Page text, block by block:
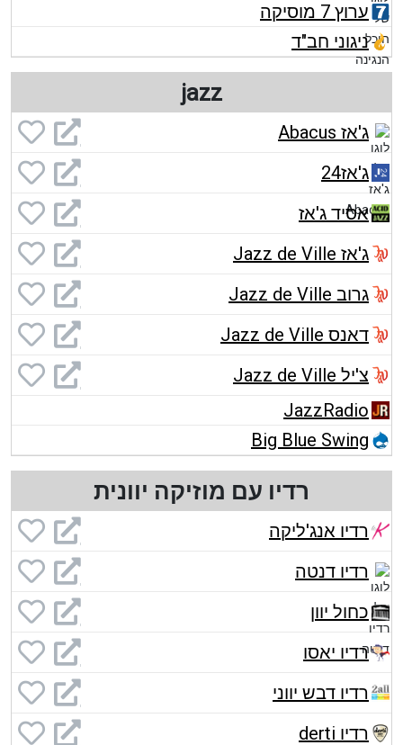
ערוץ 7 מוסיקה
ניגוני חב"ד
jazz
ג'אז Abacus
ג'אז24
אסיד ג'אז
ג'אז Jazz de Ville
גרוב Jazz de Ville
דאנס Jazz de Ville
צ'יל Jazz de Ville
JazzRadio
Big Blue Swing
רדיו עם מוזיקה יוונית
רדיו אנג'ליקה
רדיו דנטה
כחול יוון
רדיו יאסו
רדיו דבש יווני
רדיו derti